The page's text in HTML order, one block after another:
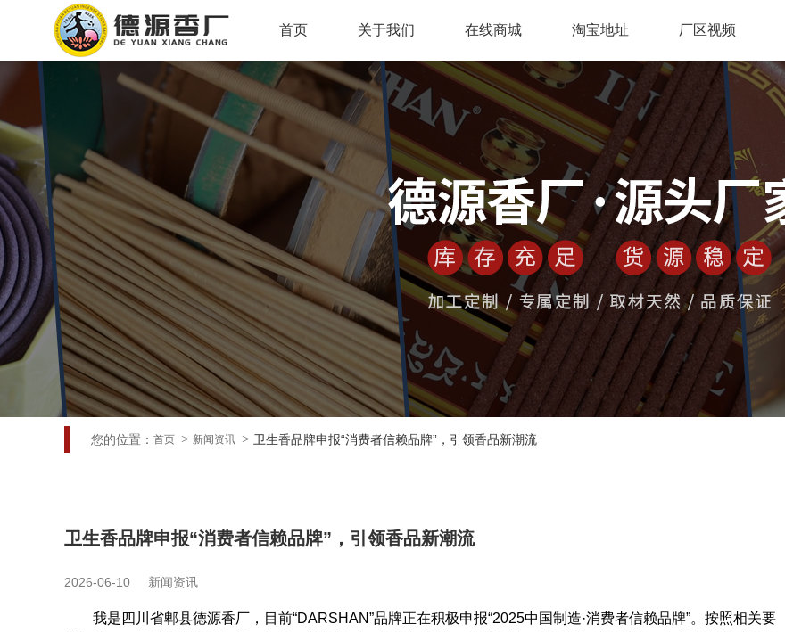
首页 关于我们 在线商城 淘宝地址 厂区视频
您的位置： 首页 新闻资讯 卫生香品牌申报“消费者信赖品牌”，引领香品新潮流
卫生香品牌申报“消费者信赖品牌”，引领香品新潮流
2026-06-10 新闻资讯
我是四川省郫县德源香厂，目前“DARSHAN”品牌正在积极申报“2025中国制造·消费者信赖品牌”。按照相关要